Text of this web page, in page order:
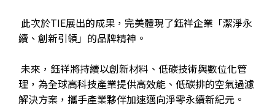
此次於TIE展出的成果，完美體現了鈺祥企業「潔淨永
續、創新引領」的品牌精神。
未來，鈺祥將持續以創新材料、低碳技術與數位化管
理，為全球高科技產業提供高效能、低碳排的空氣過濾
解決方案，攜手產業夥伴加速邁向淨零永續新紀元。